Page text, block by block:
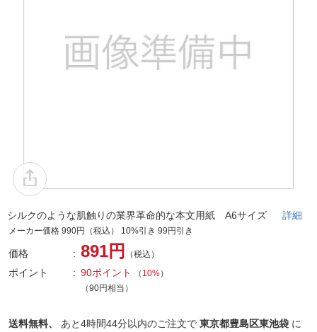
シルクのような肌触りの業界革命的な本文用紙 A6サイズ 詳細
メーカー価格 990円（税込） 10%引き 99円引き
価格 891円 （税込）
ポイント 90ポイント （ 10%）
（90円相当）
送料無料、 あと4時間44分以内のご注文で 東京都豊島区東池袋 に